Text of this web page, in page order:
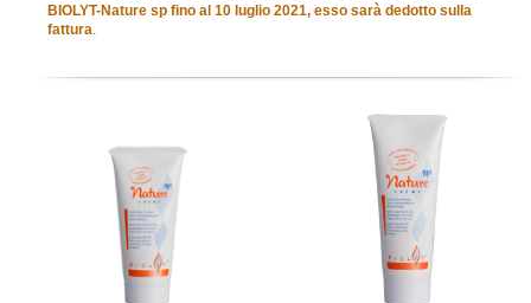
BIOLYT-Nature sp fino al 10 luglio 2021, esso sarà dedotto sulla
fattura.